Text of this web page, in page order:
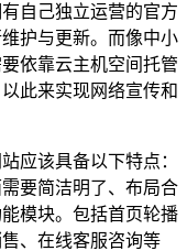
自己独立运营的官方
护与更新。而像中小
依靠云主机空间托管
此来实现网络宣传和
应该具备以下特点：
要简洁明了、布局合
模块。包括首页轮播
、在线客服咨询等